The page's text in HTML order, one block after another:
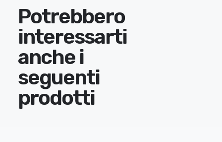
Potrebbero
interessarti
anche i
seguenti
prodotti